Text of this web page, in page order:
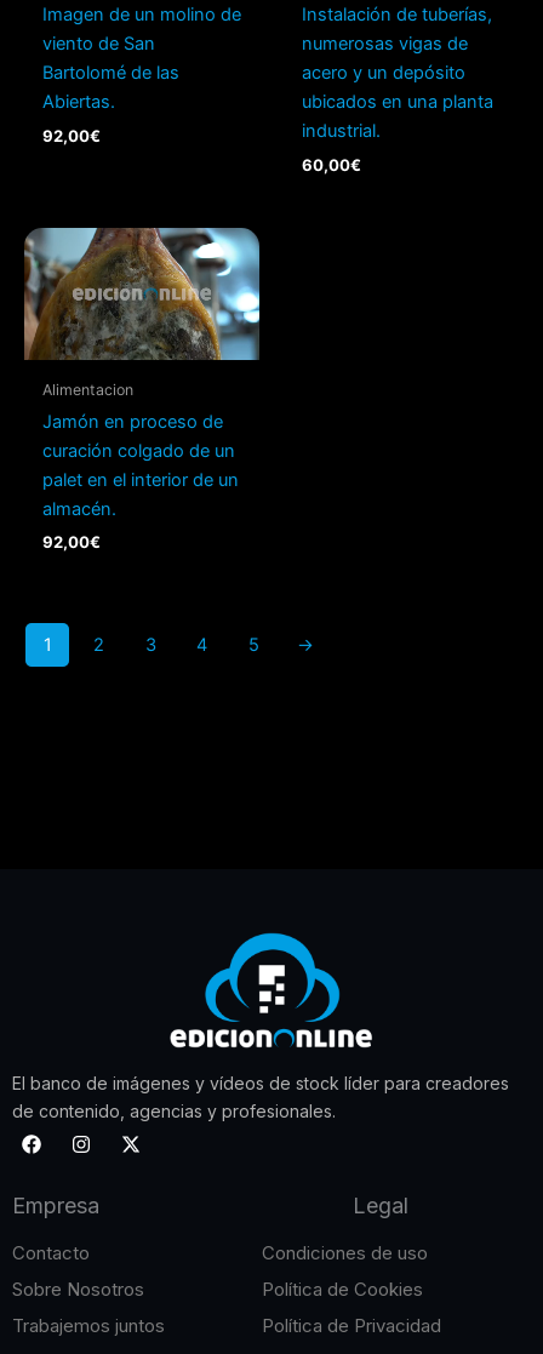
Imagen de un molino de
viento de San
Bartolomé de las
Abiertas.
92,00€
Instalación de tuberías,
numerosas vigas de
acero y un depósito
ubicados en una planta
industrial.
60,00€
Alimentacion
Jamón en proceso de
curación colgado de un
palet en el interior de un
almacén.
92,00€
1 2 3 4 5 →
El banco de imágenes y vídeos de stock líder para creadores
de contenido, agencias y profesionales.
F
a
b
o
I
n
a
r
m
X
-
r
Empresa
Contacto
Sobre Nosotros
Trabajemos juntos
Legal
Condiciones de uso
Política de Cookies
Política de Privacidad